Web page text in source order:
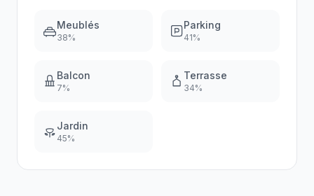
Meublés
38%
Parking
41%
Balcon
7%
Terrasse
34%
Jardin
45%